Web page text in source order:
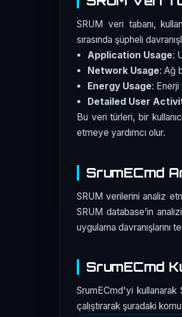
SRUM veri tabanı,
sırasında şüpheli
Application Usage:
Network Usage: Ağ
Energy Usage:
Detailed User
Bu veri türleri, bir
etmeye yardımcı olur.
SrumECmd
SRUM verilerini analiz
SRUM database’in
uygulama davranışlarını
SrumECmd
SrumECmd'yi kullanarak
çalıştırarak şuradaki